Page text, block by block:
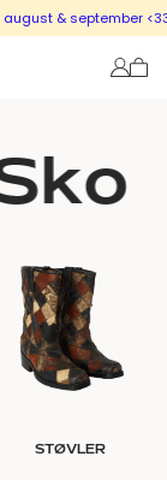
& september <333
STØVLER